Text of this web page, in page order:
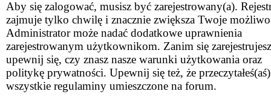
Aby się zalogować, musisz być zarejestrowany(a).
zajmuje tylko chwilę i znacznie zwiększa Twoje
Administrator może nadać dodatkowe uprawnienia
zarejestrowanym użytkownikom. Zanim się
upewnij się, czy znasz nasze warunki użytkowania oraz
politykę prywatności. Upewnij się też, że przeczytałeś(aś)
wszystkie regulaminy umieszczone na forum.